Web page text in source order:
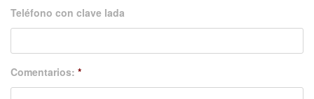
Teléfono con clave lada
Comentarios: *